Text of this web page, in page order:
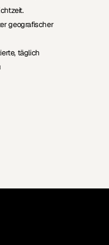
geografischer
täglich